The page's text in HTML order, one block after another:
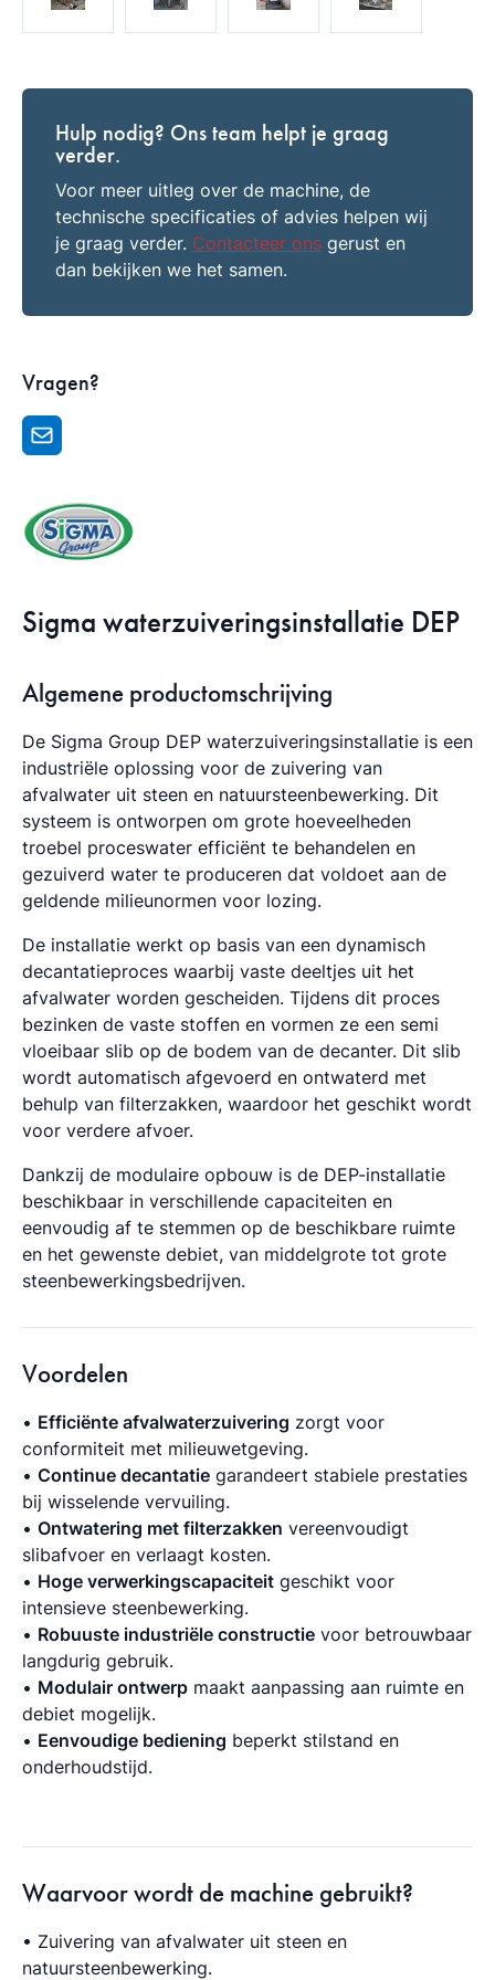
Hulp nodig? Ons team helpt je graag
verder.
Voor meer uitleg over de machine, de
technische specificaties of advies helpen wij
je graag verder. Contacteer ons gerust en
dan bekijken we het samen.
Vragen?
Sigma waterzuiveringsinstallatie DEP
Algemene productomschrijving
De Sigma Group DEP waterzuiveringsinstallatie is een
industriële oplossing voor de zuivering van
afvalwater uit steen en natuursteenbewerking. Dit
systeem is ontworpen om grote hoeveelheden
troebel proceswater efficiënt te behandelen en
gezuiverd water te produceren dat voldoet aan de
geldende milieunormen voor lozing.
De installatie werkt op basis van een dynamisch
decantatieproces waarbij vaste deeltjes uit het
afvalwater worden gescheiden. Tijdens dit proces
bezinken de vaste stoffen en vormen ze een semi
vloeibaar slib op de bodem van de decanter. Dit slib
wordt automatisch afgevoerd en ontwaterd met
behulp van filterzakken, waardoor het geschikt wordt
voor verdere afvoer.
Dankzij de modulaire opbouw is de DEP-installatie
beschikbaar in verschillende capaciteiten en
eenvoudig af te stemmen op de beschikbare ruimte
en het gewenste debiet, van middelgrote tot grote
steenbewerkingsbedrijven.
Voordelen
• Efficiënte afvalwaterzuivering zorgt voor
conformiteit met milieuwetgeving.
• Continue decantatie garandeert stabiele prestaties
bij wisselende vervuiling.
• Ontwatering met filterzakken vereenvoudigt
slibafvoer en verlaagt kosten.
• Hoge verwerkingscapaciteit geschikt voor
intensieve steenbewerking.
• Robuuste industriële constructie voor betrouwbaar
langdurig gebruik.
• Modulair ontwerp maakt aanpassing aan ruimte en
debiet mogelijk.
• Eenvoudige bediening beperkt stilstand en
onderhoudstijd.
Waarvoor wordt de machine gebruikt?
• Zuivering van afvalwater uit steen en
natuursteenbewerking.